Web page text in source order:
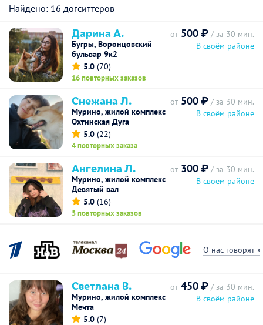
Найдено: 16 догситтеров
Дарина А.
Бугры, Воронцовский
бульвар 9к2
5.0 (70)
16 повторных заказов
от 500 ₽ / за 30 мин.
В своём районе
Снежана Л.
Мурино, жилой комплекс
Охтинская Дуга
5.0 (22)
4 повторных заказа
от 500 ₽ / за 30 мин.
В своём районе
Ангелина Л.
Мурино, жилой комплекс
Девятый вал
5.0 (16)
5 повторных заказов
от 300 ₽ / за 30 мин.
В своём районе
О нас говорят »
Светлана В.
Мурино, жилой комплекс
Мечта
5.0 (7)
от 450 ₽ / за 30 мин.
В своём районе